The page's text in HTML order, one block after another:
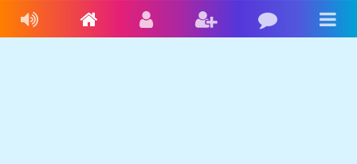
Livres audioAccueil ConnexionInscriptionBlog